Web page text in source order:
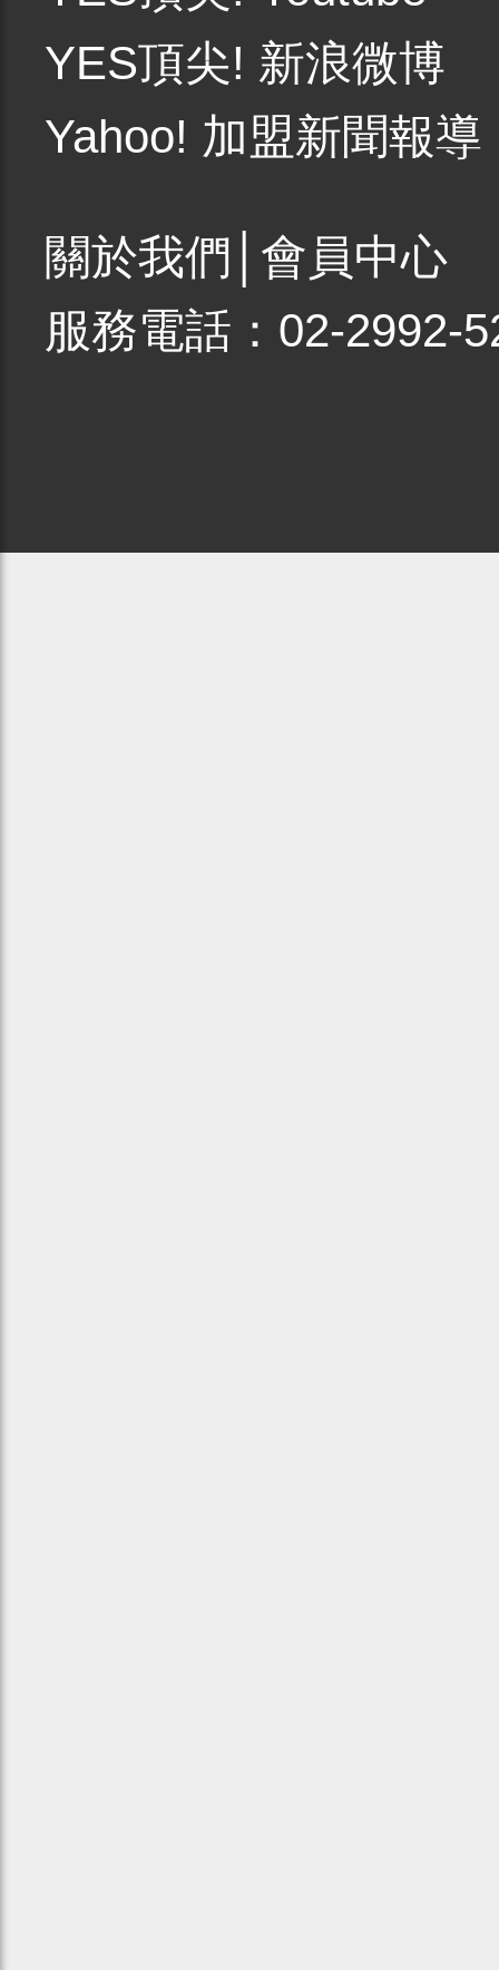
YES頂尖! 新浪微博
Yahoo! 加盟新聞報導
關於我們
會員中心
服務電話：02-2992-